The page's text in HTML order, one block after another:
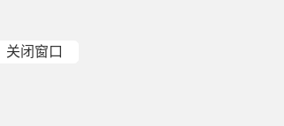
关闭窗口